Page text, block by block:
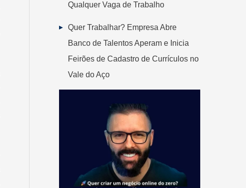
Qualquer Vaga de Trabalho
Quer Trabalhar? Empresa Abre
Banco de Talentos Aperam e Inicia
Feirões de Cadastro de Currículos no
Vale do Aço